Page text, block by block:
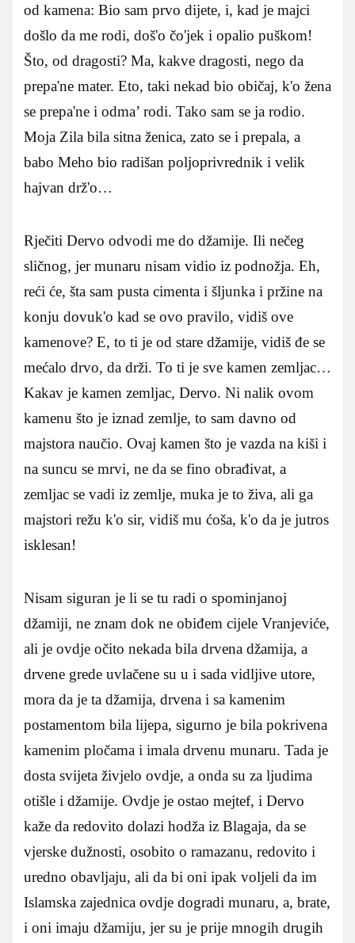
od kamena: Bio sam prvo dijete, i, kad je majci
došlo da me rodi, doš'o čo'jek i opalio puškom!
Što, od dragosti? Ma, kakve dragosti, nego da
prepa'ne mater. Eto, taki nekad bio običaj, k'o žena
se prepa'ne i odma’ rodi. Tako sam se ja rodio.
Moja Zila bila sitna ženica, zato se i prepala, a
babo Meho bio radišan poljoprivrednik i velik
hajvan drž'o…
Rječiti Dervo odvodi me do džamije. Ili nečeg
sličnog, jer munaru nisam vidio iz podnožja. Eh,
reći će, šta sam pusta cimenta i šljunka i pržine na
konju dovuk'o kad se ovo pravilo, vidiš ove
kamenove? E, to ti je od stare džamije, vidiš đe se
mećalo drvo, da drži. To ti je sve kamen zemljac…
Kakav je kamen zemljac, Dervo. Ni nalik ovom
kamenu što je iznad zemlje, to sam davno od
majstora naučio. Ovaj kamen što je vazda na kiši i
na suncu se mrvi, ne da se fino obrađivat, a
zemljac se vadi iz zemlje, muka je to živa, ali ga
majstori režu k'o sir, vidiš mu ćoša, k'o da je jutros
isklesan!
Nisam siguran je li se tu radi o spominjanoj
džamiji, ne znam dok ne obiđem cijele Vranjeviće,
ali je ovdje očito nekada bila drvena džamija, a
drvene grede uvlačene su u i sada vidljive utore,
mora da je ta džamija, drvena i sa kamenim
postamentom bila lijepa, sigurno je bila pokrivena
kamenim pločama i imala drvenu munaru. Tada je
dosta svijeta živjelo ovdje, a onda su za ljudima
otišle i džamije. Ovdje je ostao mejtef, i Dervo
kaže da redovito dolazi hodža iz Blagaja, da se
vjerske dužnosti, osobito o ramazanu, redovito i
uredno obavljaju, ali da bi oni ipak voljeli da im
Islamska zajednica ovdje dogradi munaru, a, brate,
i oni imaju džamiju, jer su je prije mnogih drugih